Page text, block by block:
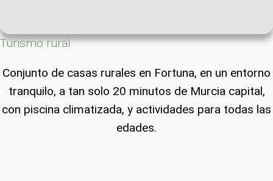
Turismo rural
Conjunto de casas rurales en Fortuna, en un entorno
tranquilo, a tan solo 20 minutos de Murcia capital,
con piscina climatizada, y actividades para todas las
edades.